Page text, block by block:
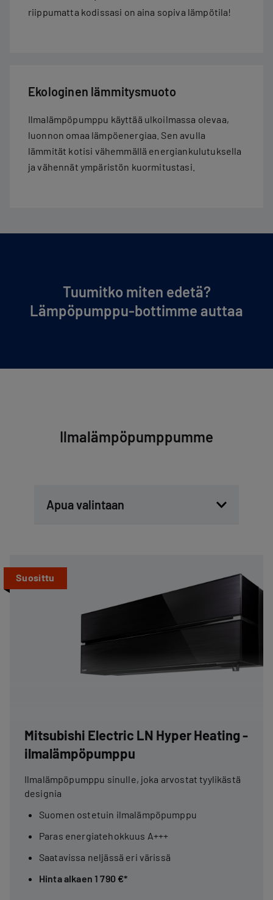
riippumatta kodissasi on aina sopiva lämpötila!
Ekologinen lämmitysmuoto
Ilmalämpöpumppu käyttää ulkoilmassa olevaa,
luonnon omaa lämpöenergiaa. Sen avulla
lämmität kotisi vähemmällä energiankulutuksella
ja vähennät ympäristön kuormitustasi.
Tuumitko miten edetä?
Lämpöpumppu-bottimme auttaa
Ilmalämpöpumppumme
Apua valintaan
Suosittu
Mitsubishi Electric LN Hyper Heating -
ilmalämpöpumppu
Ilmalämpöpumppu sinulle, joka arvostat tyylikästä
designia
Suomen ostetuin ilmalämpöpumppu
Paras energiatehokkuus A+++
Saatavissa neljässä eri värissä
Hinta alkaen 1 790 €*